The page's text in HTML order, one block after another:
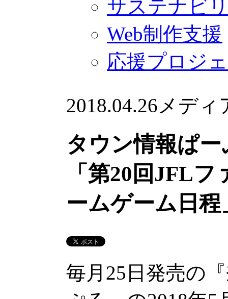
サステナビ
Web制作支援
応援プロジ
2018.04.26メディ
タウン情報ぱー
「第20回JFL
ームゲーム日程
毎月25日発売の